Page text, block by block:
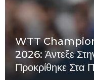
WTT
2026: Άντεξε
Προκρίθηκε Στα